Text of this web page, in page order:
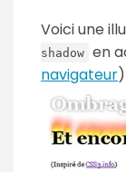
Voici une
shadow en
navigateur